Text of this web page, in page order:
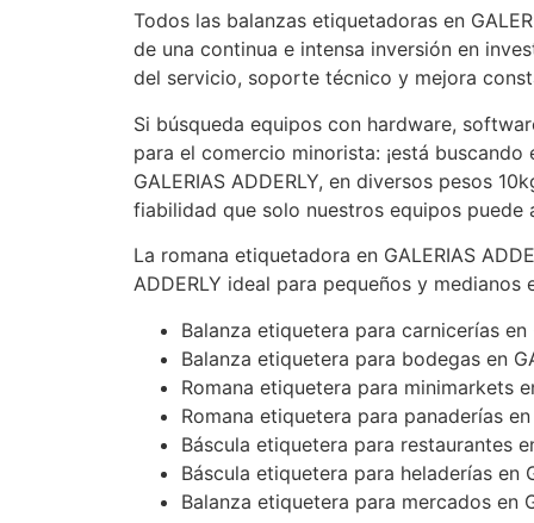
Todos las balanzas etiquetadoras en
de una continua e intensa inversión en
del servicio, soporte técnico y mejora
Si búsqueda equipos con hardware,
para el comercio minorista: ¡está
GALERIAS ADDERLY, en diversos pesos
fiabilidad que solo nuestros equipos puede
La romana etiquetadora en GALERIAS
ADDERLY ideal para pequeños y
Balanza etiquetera para carnicerías en
Balanza etiquetera para bodegas en
Romana etiquetera para minimarkets
Romana etiquetera para panaderías en
Báscula etiquetera para restaurantes
Báscula etiquetera para heladerías en
Balanza etiquetera para mercados en